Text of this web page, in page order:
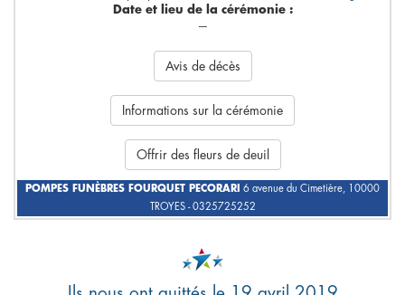
Date et lieu de la cérémonie :
---
Avis de décès
Informations sur la cérémonie
Offrir des fleurs de deuil
POMPES FUNÈBRES FOURQUET PECORARI
6 avenue du Cimetière, 10000
TROYES - 0325725252